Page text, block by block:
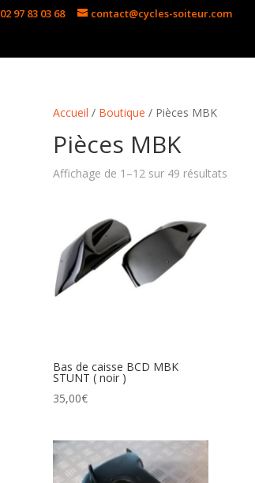
02 97 83 03 68 contact@cycles-soiteur.com
Accueil / Boutique / Pièces MBK
Pièces MBK
Affichage de 1–12 sur 49 résultats
Bas de caisse BCD MBK
STUNT ( noir )
35,00€